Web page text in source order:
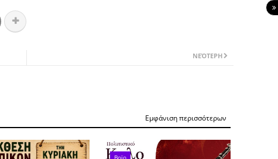
ΝΕΌΤΕΡΗ
Εμφάνιση περισσότερων
Βοϊο